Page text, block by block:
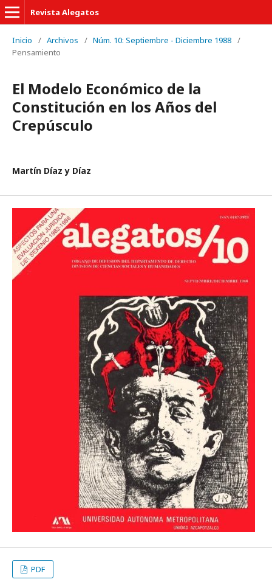
Revista Alegatos
Inicio / Archivos / Núm. 10: Septiembre - Diciembre 1988 /
Pensamiento
El Modelo Económico de la
Constitución en los Años del
Crepúsculo
Martín Díaz y Díaz
PDF